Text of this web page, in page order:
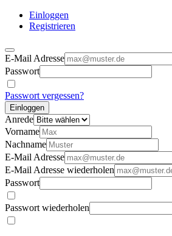
Einloggen
Registrieren
E-Mail Adresse
Passwort
Passwort vergessen?
Einloggen
Anrede
Vorname
Nachname
E-Mail Adresse
E-Mail Adresse wiederholen
Passwort
Passwort wiederholen